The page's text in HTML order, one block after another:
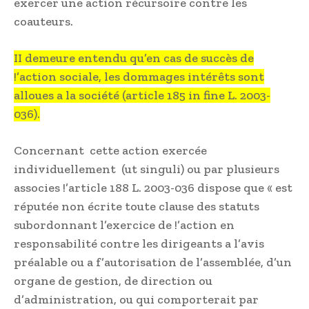
coauteurs.
II demeure entendu qu’en cas de succès de
!’action sociale, les dommages intérêts sont
alloues a la société (article 185 in fine L. 2003-
036).
Concernant cette action exercée
individuellement (ut singuli) ou par plusieurs
associes !’article 188 L. 2003-036 dispose que « est
réputée non écrite toute clause des statuts
subordonnant l’exercice de !’action en
responsabilité contre les dirigeants a l’avis
préalable ou a f’autorisation de l’assemblée, d’un
organe de gestion, de direction ou
d’administration, ou qui comporterait par